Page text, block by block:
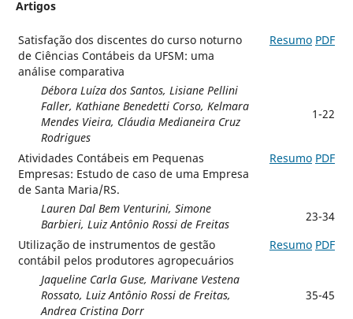
Artigos
Satisfação dos discentes do curso noturno
de Ciências Contábeis da UFSM: uma
análise comparativa
Resumo PDF
Débora Luíza dos Santos, Lisiane Pellini
Faller, Kathiane Benedetti Corso, Kelmara
Mendes Vieira, Cláudia Medianeira Cruz
Rodrigues
1-22
Atividades Contábeis em Pequenas
Empresas: Estudo de caso de uma Empresa
de Santa Maria/RS.
Resumo PDF
Lauren Dal Bem Venturini, Simone
Barbieri, Luiz Antônio Rossi de Freitas
23-34
Utilização de instrumentos de gestão
contábil pelos produtores agropecuários
Resumo PDF
Jaqueline Carla Guse, Marivane Vestena
Rossato, Luiz Antônio Rossi de Freitas,
Andrea Cristina Dorr
35-45